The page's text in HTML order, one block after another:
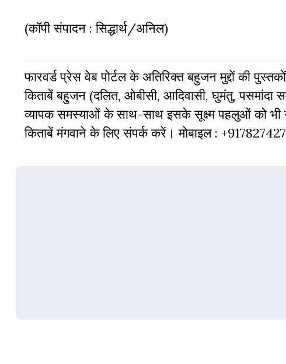
(कॉपी संपादन : सिद्धार्थ/अनिल)
फारवर्ड प्रेस वेब पोर्टल के अतिरिक्‍त बहुजन मुद्दों की
किताबें बहुजन (दलित, ओबीसी, आदिवासी, घुमंतु, पसमांदा
व्‍यापक समस्‍याओं के साथ-साथ इसके सूक्ष्म पहलुओं को भी
किताबें मंगवाने के लिए संपर्क करें। मोबाइल :